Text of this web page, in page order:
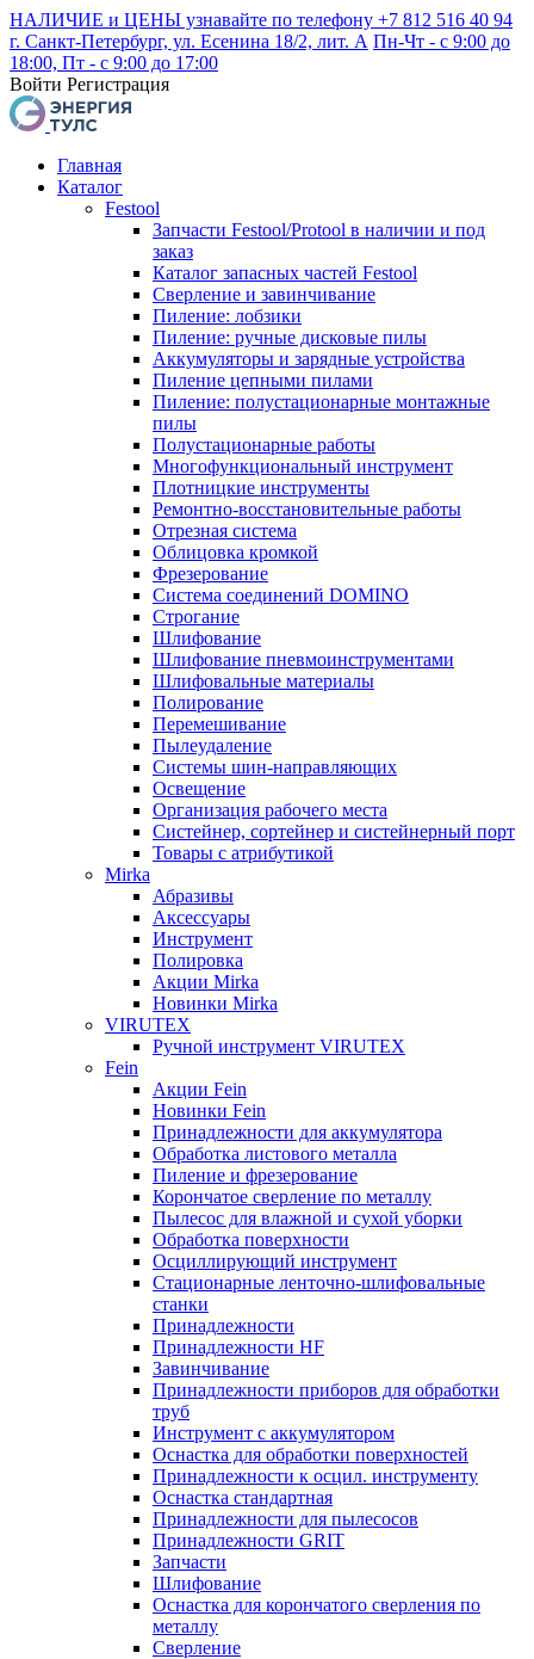
НАЛИЧИЕ и ЦЕНЫ узнавайте по телефону +7 812 516 40 94
г. Санкт-Петербург, ул. Есенина 18/2, лит. А Пн-Чт - с 9:00 до
18:00, Пт - с 9:00 до 17:00
Войти Регистрация
Главная
Каталог
Festool
Запчасти Festool/Protool в наличии и под
заказ
Каталог запасных частей Festool
Сверление и завинчивание
Пиление: лобзики
Пиление: ручные дисковые пилы
Аккумуляторы и зарядные устройства
Пиление цепными пилами
Пиление: полустационарные монтажные
пилы
Полустационарные работы
Многофункциональный инструмент
Плотницкие инструменты
Ремонтно-восстановительные работы
Отрезная система
Облицовка кромкой
Фрезерование
Система соединений DOMINO
Строгание
Шлифование
Шлифование пневмоинструментами
Шлифовальные материалы
Полирование
Перемешивание
Пылеудаление
Системы шин-направляющих
Освещение
Организация рабочего места
Систейнер, сортейнер и систейнерный порт
Товары с атрибутикой
Mirka
Абразивы
Аксессуары
Инструмент
Полировка
Акции Mirka
Новинки Mirka
VIRUTEX
Ручной инструмент VIRUTEX
Fein
Акции Fein
Новинки Fein
Принадлежности для аккумулятора
Обработка листового металла
Пиление и фрезерование
Корончатое сверление по металлу
Пылесос для влажной и сухой уборки
Обработка поверхности
Осциллирующий инструмент
Стационарные ленточно-шлифовальные
станки
Принадлежности
Принадлежности HF
Завинчивание
Принадлежности приборов для обработки
труб
Инструмент с аккумулятором
Оснастка для обработки поверхностей
Принадлежности к осцил. инструменту
Оснастка стандартная
Принадлежности для пылесосов
Принадлежности GRIT
Запчасти
Шлифование
Оснастка для корончатого сверления по
металлу
Сверление